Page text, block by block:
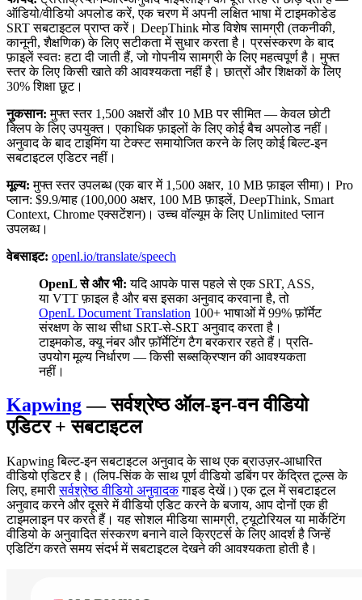
ऑडियो/वीडियो अपलोड करें, एक चरण में अपनी लक्षित भाषा में टाइमकोडेड
SRT सबटाइटल प्राप्त करें। DeepThink मोड विशेष सामग्री (तकनीकी,
कानूनी, शैक्षणिक) के लिए सटीकता में सुधार करता है। प्रसंस्करण के बाद
फ़ाइलें स्वतः हटा दी जाती हैं, जो गोपनीय सामग्री के लिए महत्वपूर्ण है। मुफ्त
स्तर के लिए किसी खाते की आवश्यकता नहीं है। छात्रों और शिक्षकों के लिए
30% शिक्षा छूट।
नुकसान: मुफ्त स्तर 1,500 अक्षरों और 10 MB पर सीमित — केवल छोटी
क्लिप के लिए उपयुक्त। एकाधिक फ़ाइलों के लिए कोई बैच अपलोड नहीं।
अनुवाद के बाद टाइमिंग या टेक्स्ट समायोजित करने के लिए कोई बिल्ट-इन
सबटाइटल एडिटर नहीं।
मूल्य: मुफ्त स्तर उपलब्ध (एक बार में 1,500 अक्षर, 10 MB फ़ाइल सीमा)। Pro
प्लान: $9.9/माह (100,000 अक्षर, 100 MB फ़ाइलें, DeepThink, Smart
Context, Chrome एक्सटेंशन)। उच्च वॉल्यूम के लिए Unlimited प्लान
उपलब्ध।
वेबसाइट: openl.io/translate/speech
OpenL से और भी: यदि आपके पास पहले से एक SRT, ASS,
या VTT फ़ाइल है और बस इसका अनुवाद करवाना है, तो
OpenL Document Translation 100+ भाषाओं में 99% फ़ॉर्मेट
संरक्षण के साथ सीधा SRT-से-SRT अनुवाद करता है।
टाइमकोड, क्यू नंबर और फ़ॉर्मेटिंग टैग बरकरार रहते हैं। प्रति-
उपयोग मूल्य निर्धारण — किसी सब्सक्रिप्शन की आवश्यकता
नहीं।
Kapwing— सर्वश्रेष्ठ ऑल-इन-वन वीडियो
एडिटर + सबटाइटल
Kapwing बिल्ट-इन सबटाइटल अनुवाद के साथ एक ब्राउज़र-आधारित
वीडियो एडिटर है। (लिप-सिंक के साथ पूर्ण वीडियो डबिंग पर केंद्रित टूल्स के
लिए, हमारीसर्वश्रेष्ठ वीडियो अनुवादकगाइड देखें।) एक टूल में सबटाइटल
अनुवाद करने और दूसरे में वीडियो एडिट करने के बजाय, आप दोनों एक ही
टाइमलाइन पर करते हैं। यह सोशल मीडिया सामग्री, ट्यूटोरियल या मार्केटिंग
वीडियो के अनुवादित संस्करण बनाने वाले क्रिएटर्स के लिए आदर्श है जिन्हें
एडिटिंग करते समय संदर्भ में सबटाइटल देखने की आवश्यकता होती है।